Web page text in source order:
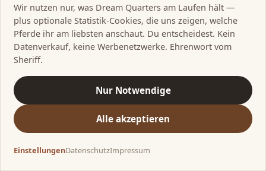
Paint Horse PleasureQuarter Horse in Deutschland
Paint Horse in DeutschlandAlle Kategorien →
Datenschutz Cookie-Einstellungen
Nutzungsbedingungen AGBs Widerrufsbelehrung
Wir nutzen nur, was Dream Quarters am Laufen hält —
plus optionale Statistik-Cookies, die uns zeigen, welche
Pferde ihr am liebsten anschaut. Du entscheidest. Kein
Datenverkauf, keine Werbenetzwerke. Ehrenwort vom
Sheriff.
Nur Notwendige
Alle akzeptieren
EinstellungenDatenschutzImpressum